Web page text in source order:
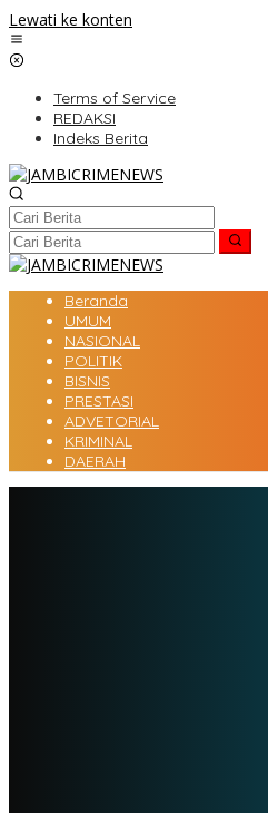
Lewati ke konten
Terms of Service
REDAKSI
Indeks Berita
Beranda
UMUM
NASIONAL
POLITIK
BISNIS
PRESTASI
ADVETORIAL
KRIMINAL
DAERAH